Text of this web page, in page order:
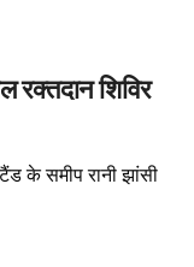
रक्तदान शिविर
के समीप रानी झांसी